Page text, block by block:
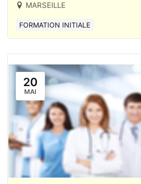
MARSEILLE
FORMATION INITIALE
20
MAI